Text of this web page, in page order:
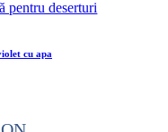
cu apa